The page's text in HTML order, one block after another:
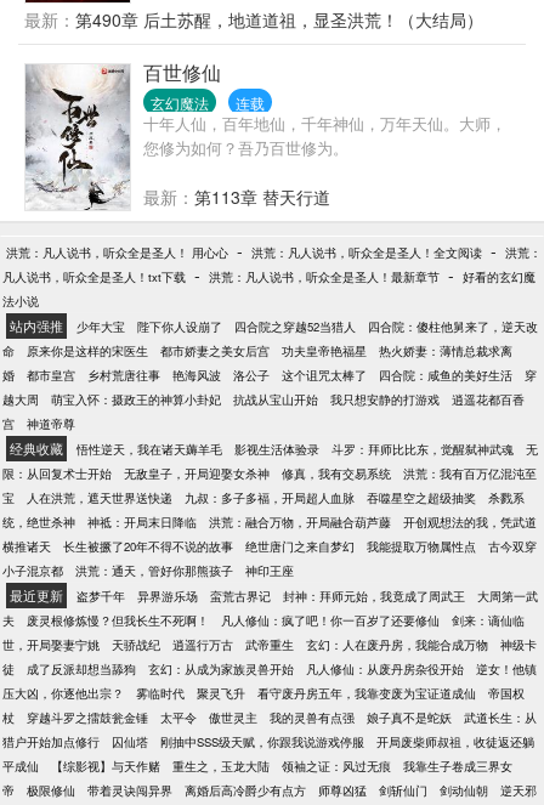
阐教三代弟子！眼看大劫将至，悲剧就在眼前。好
在，神级投资返还系统激活，只要投资，就能获得最
高万倍返还！在这世界上，还有比投资自己，更划算
的事情吗？........既有系统傍身，不如先证道混元之
境，超脱洪荒，那时，莫说封神，便是阐教教主之
位，也能坐上一坐。我薛恶虎，也是有追求的。
最新： 第490章 后土苏醒，地道道祖，显圣洪荒！（大结局）
百世修仙
玄幻魔法 连载
十年人仙，百年地仙，千年神仙，万年天仙。大师，
您修为如何？吾乃百世修为。
最新： 第113章 替天行道
洪荒：凡人说书，听众全是圣人！ 用心心 - 洪荒：凡人说书，听众全是圣人！全文阅读 - 洪荒：
凡人说书，听众全是圣人！txt下载 - 洪荒：凡人说书，听众全是圣人！最新章节 - 好看的玄幻魔
法小说
站内强推 少年大宝 陛下你人设崩了 四合院之穿越52当猎人
四合院：傻柱他舅来了，逆天改
命
原来你是这样的宋医生 都市娇妻之美女后宫 功夫皇帝艳福星
热火娇妻：薄情总裁求离
婚
都市皇宫 乡村荒唐往事 艳海风波 洛公子 这个诅咒太棒了 四合院：咸鱼的美好生活
穿
越大周
萌宝入怀：摄政王的神算小卦妃 抗战从宝山开始 我只想安静的打游戏
逍遥花都百香
宫
神道帝尊
经典收藏 悟性逆天，我在诸天薅羊毛 影视生活体验录 斗罗：拜师比比东，觉醒弑神武魂
无
限：从回复术士开始
无敌皇子，开局迎娶女杀神 修真，我有交易系统
洪荒：我有百万亿混沌至
宝
人在洪荒，遮天世界送快递 九叔：多子多福，开局超人血脉 吞噬星空之超级抽奖
杀戮系
统，绝世杀神
神祗：开局末日降临 洪荒：融合万物，开局融合葫芦藤
开创观想法的我，凭武道
横推诸天
长生被撅了20年不得不说的故事 绝世唐门之来自梦幻 我能提取万物属性点
古今双穿
小子混京都
洪荒：通天，管好你那熊孩子 神印王座
最近更新 盗梦千年 异界游乐场 蛮荒古界记 封神：拜师元始，我竟成了周武王
大周第一武
夫
废灵根修炼慢？但我长生不死啊！ 凡人修仙：疯了吧！你一百岁了还要修仙
剑来：谪仙临
世，开局娶妻宁姚
天骄战纪 逍遥行万古 武帝重生 玄幻：人在废丹房，我能合成万物
神级卡
徒
成了反派却想当舔狗 玄幻：从成为家族灵兽开始 凡人修仙：从废丹房杂役开始
逆女！他镇
压大凶，你逐他出宗？
雾临时代 聚灵飞升 看守废丹房五年，我靠变废为宝证道成仙
帝国权
杖
穿越斗罗之擂鼓瓮金锤 太平令 傲世灵主 我的灵兽有点强 娘子真不是蛇妖
武道长生：从
猎户开始加点修行
囚仙塔 刚抽中SSS级天赋，你跟我说游戏停服
开局废柴师叔祖，收徒返还躺
平成仙
【综影视】与天作赌 重生之，玉龙大陆 领袖之证：风过无痕
我靠生子卷成三界女
帝
极限修仙 带着灵诀闯异界 离婚后高冷爵少有点方 师尊凶猛 剑斩仙门 剑动仙朝
逆天邪